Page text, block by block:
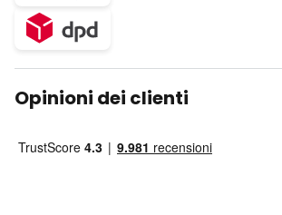
Opinioni dei clienti